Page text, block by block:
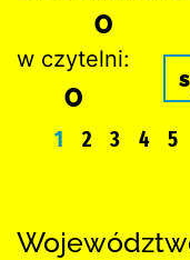
0
w czytelni:
0
1 2 3 4 5